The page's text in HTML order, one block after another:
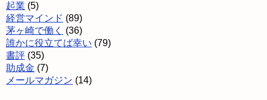
起業 (5)
経営マインド (89)
茅ヶ崎で働く
(36)
誰かに役立てば幸い (79)
書評 (35)
助成金 (7)
メールマガジン (14)